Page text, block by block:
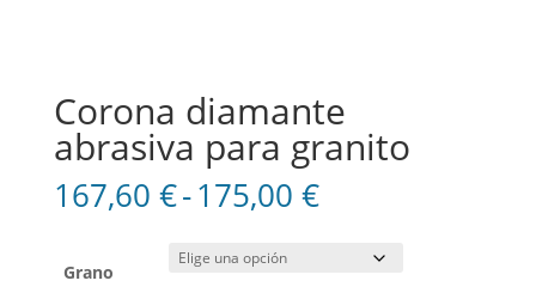
Corona diamante
abrasiva para granito
167,60 €-175,00 €Rango
de
precios:
desde
Grano